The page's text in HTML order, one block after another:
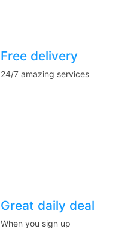
Free delivery
24/7 amazing services
Great daily deal
When you sign up